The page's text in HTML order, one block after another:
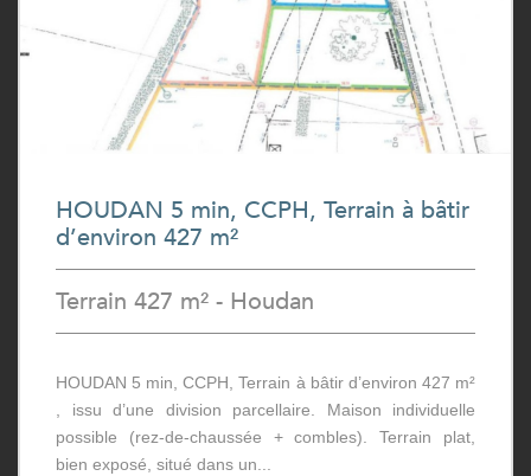
HOUDAN 5 min, CCPH, Terrain à bâtir
d’environ 427 m²
Terrain 427 m² - Houdan
HOUDAN 5 min, CCPH, Terrain à bâtir d’environ 427 m²
, issu d’une division parcellaire. Maison individuelle
possible (rez-de-chaussée + combles). Terrain plat,
bien exposé, situé dans un...